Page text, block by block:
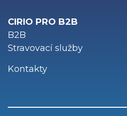
CIRIO PRO B2B
B2B
Stravovací služby
Kontakty